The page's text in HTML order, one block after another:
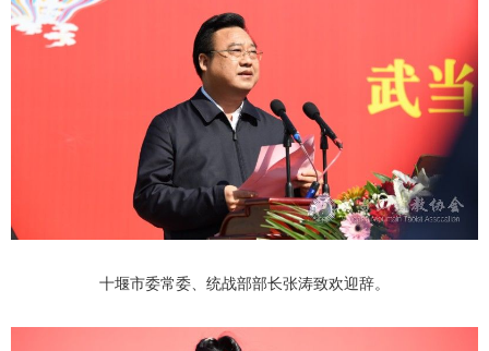
十堰市委常委、统战部部长张涛致欢迎辞。